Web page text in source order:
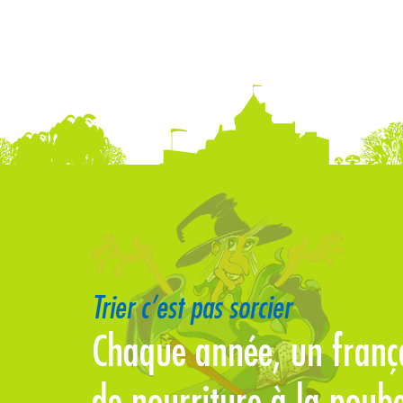
Trier c’est pas sorcier
Chaque année, un